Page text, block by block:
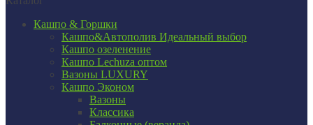
Кашпо & Горшки
Кашпо&Автополив Идеальный выбор
Кашпо озеленение
Кашпо Lechuza оптом
Вазоны LUXURY
Кашпо Эконом
Вазоны
Классика